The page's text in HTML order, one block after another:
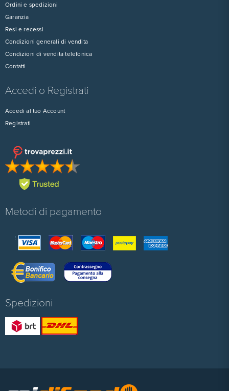
Ordini e spedizioni
Garanzia
Resi e recessi
Condizioni generali di vendita
Condizioni di vendita telefonica
Contatti
Accedi o Registrati
Accedi al tuo Account
Registrati
Metodi di pagamento
Spedizioni